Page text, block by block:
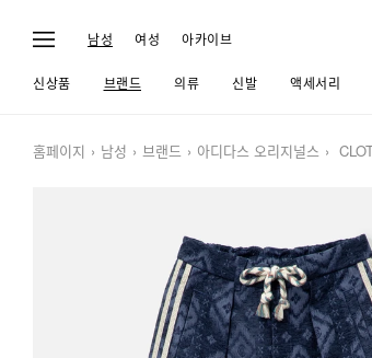
남성 여성 아카이브
신상품 브랜드 의류 신발 액세서리
홈페이지 남성 브랜드 아디다스 오리지널스